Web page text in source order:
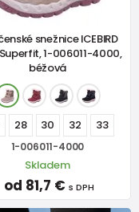
snežnice ICEBIRD
1-006011-4000,
béžová
28 30 32 33
1-006011-4000
Skladem
od 81,7 € s DPH